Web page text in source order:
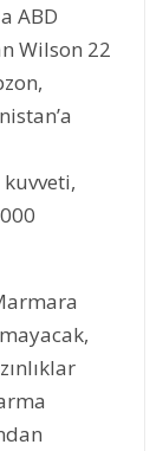
ABD
Wilson 22